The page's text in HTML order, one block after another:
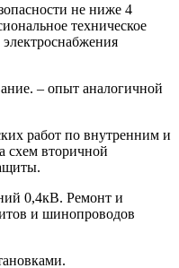
не ниже 4
техническое
– опыт аналогичной
работ по внутренним и
схем вторичной
0,4кВ. Ремонт и
и шинопроводов